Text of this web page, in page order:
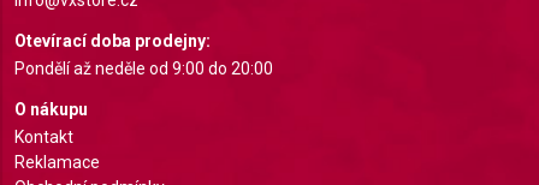
Otevírací doba prodejny:
Pondělí až neděle od 9:00 do 20:00
O nákupu
Kontakt
Reklamace
Performance
Functional
Advertising